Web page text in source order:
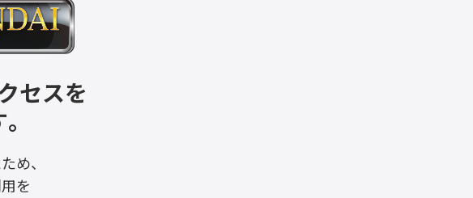
セスを
め、
を